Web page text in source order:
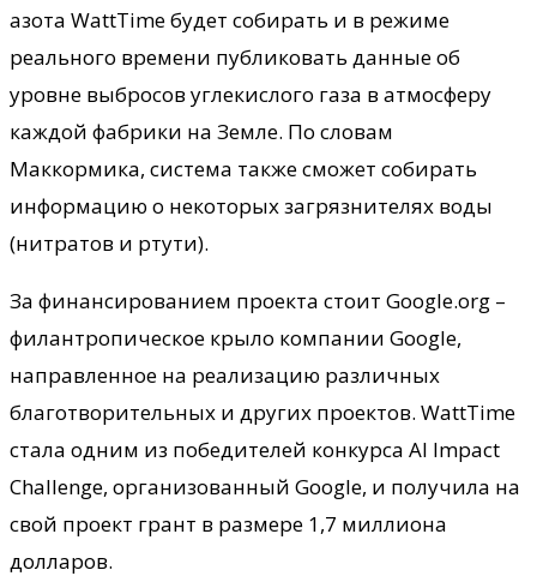
азота WattTime будет собирать и в режиме
реального времени публиковать данные об
уровне выбросов углекислого газа в атмосферу
каждой фабрики на Земле. По словам
Маккормика, система также сможет собирать
информацию о некоторых загрязнителях воды
(нитратов и ртути).
За финансированием проекта стоит Google.org –
филантропическое крыло компании Google,
направленное на реализацию различных
благотворительных и других проектов. WattTime
стала одним из победителей конкурса AI Impact
Challenge, организованный Google, и получила на
свой проект грант в размере 1,7 миллиона
долларов.